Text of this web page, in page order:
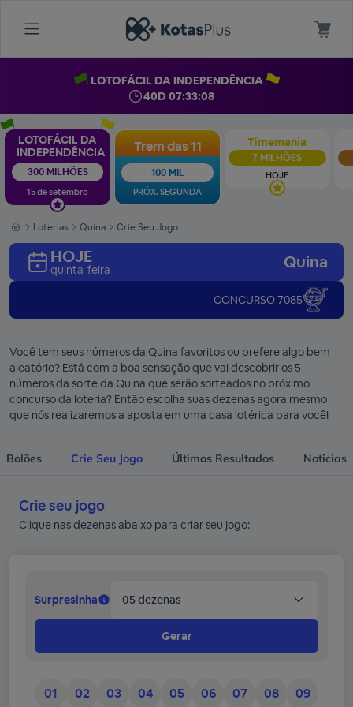
LOTOFÁCIL DA INDEPENDÊNCIA
40D 07:33:07
LOTOFÁCIL DA
INDEPENDÊNCIA
300 MILHÕES
15 de setembro
Trem das 11
100 MIL
PRÓX. SEGUNDA
Timemania
7 MILHÕES
HOJE
Loterias Quina Crie Seu Jogo
HOJE
quinta-feira Quina
CONCURSO 7085
Você tem seus números da Quina favoritos ou prefere algo bem
aleatório? Está com a boa sensação que vai descobrir os 5
números da sorte da Quina que serão sorteados no próximo
concurso da loteria? Então escolha suas dezenas agora mesmo
que nós realizaremos a aposta em uma casa lotérica para você!
Bolões Crie Seu Jogo Últimos Resultados Noticias
Crie seu jogo
Clique nas dezenas abaixo para criar seu jogo:
Surpresinha 05 dezenas
Gerar
01 02 03 04 05 06 07 08
09